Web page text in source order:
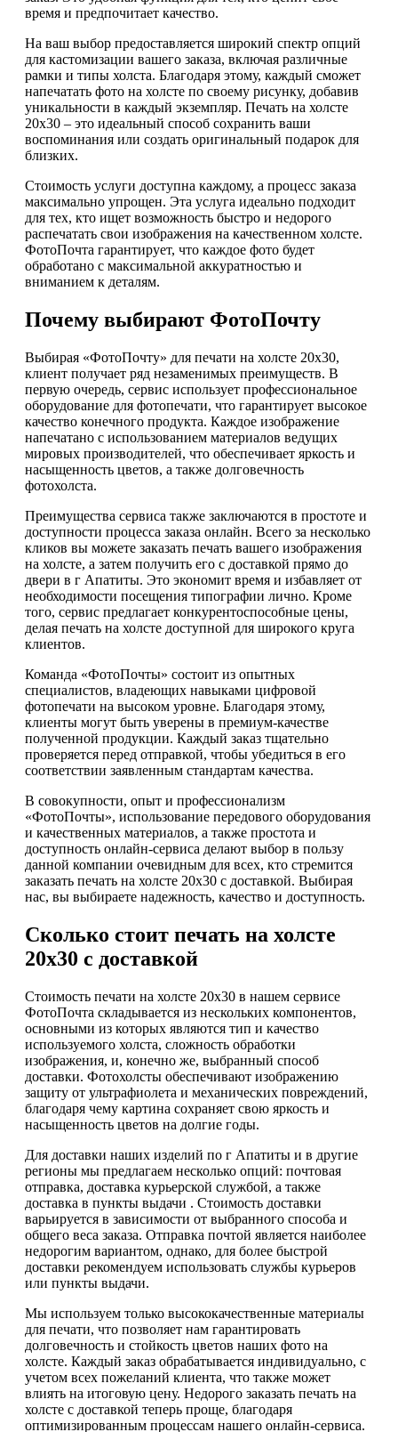
время и предпочитает качество.
На ваш выбор предоставляется широкий спектр опций
для кастомизации вашего заказа, включая различные
рамки и типы холста. Благодаря этому, каждый сможет
напечатать фото на холсте по своему рисунку, добавив
уникальности в каждый экземпляр. Печать на холсте
20х30 – это идеальный способ сохранить ваши
воспоминания или создать оригинальный подарок для
близких.
Стоимость услуги доступна каждому, а процесс заказа
максимально упрощен. Эта услуга идеально подходит
для тех, кто ищет возможность быстро и недорого
распечатать свои изображения на качественном холсте.
ФотоПочта гарантирует, что каждое фото будет
обработано с максимальной аккуратностью и
вниманием к деталям.
Почему выбирают ФотоПочту
Выбирая «ФотоПочту» для печати на холсте 20х30,
клиент получает ряд незаменимых преимуществ. В
первую очередь, сервис использует профессиональное
оборудование для фотопечати, что гарантирует высокое
качество конечного продукта. Каждое изображение
напечатано с использованием материалов ведущих
мировых производителей, что обеспечивает яркость и
насыщенность цветов, а также долговечность
фотохолста.
Преимущества сервиса также заключаются в простоте и
доступности процесса заказа онлайн. Всего за несколько
кликов вы можете заказать печать вашего изображения
на холсте, а затем получить его с доставкой прямо до
двери в г Апатиты. Это экономит время и избавляет от
необходимости посещения типографии лично. Кроме
того, сервис предлагает конкурентоспособные цены,
делая печать на холсте доступной для широкого круга
клиентов.
Команда «ФотоПочты» состоит из опытных
специалистов, владеющих навыками цифровой
фотопечати на высоком уровне. Благодаря этому,
клиенты могут быть уверены в премиум-качестве
полученной продукции. Каждый заказ тщательно
проверяется перед отправкой, чтобы убедиться в его
соответствии заявленным стандартам качества.
В совокупности, опыт и профессионализм
«ФотоПочты», использование передового оборудования
и качественных материалов, а также простота и
доступность онлайн-сервиса делают выбор в пользу
данной компании очевидным для всех, кто стремится
заказать печать на холсте 20х30 с доставкой. Выбирая
нас, вы выбираете надежность, качество и доступность.
Сколько стоит печать на холсте
20х30 с доставкой
Стоимость печати на холсте 20х30 в нашем сервисе
ФотоПочта складывается из нескольких компонентов,
основными из которых являются тип и качество
используемого холста, сложность обработки
изображения, и, конечно же, выбранный способ
доставки. Фотохолсты обеспечивают изображению
защиту от ультрафиолета и механических повреждений,
благодаря чему картина сохраняет свою яркость и
насыщенность цветов на долгие годы.
Для доставки наших изделий по г Апатиты и в другие
регионы мы предлагаем несколько опций: почтовая
отправка, доставка курьерской службой, а также
доставка в пункты выдачи . Стоимость доставки
варьируется в зависимости от выбранного способа и
общего веса заказа. Отправка почтой является наиболее
недорогим вариантом, однако, для более быстрой
доставки рекомендуем использовать службы курьеров
или пункты выдачи.
Мы используем только высококачественные материалы
для печати, что позволяет нам гарантировать
долговечность и стойкость цветов наших фото на
холсте. Каждый заказ обрабатывается индивидуально, с
учетом всех пожеланий клиента, что также может
влиять на итоговую цену. Недорого заказать печать на
холсте с доставкой теперь проще, благодаря
оптимизированным процессам нашего онлайн-сервиса.